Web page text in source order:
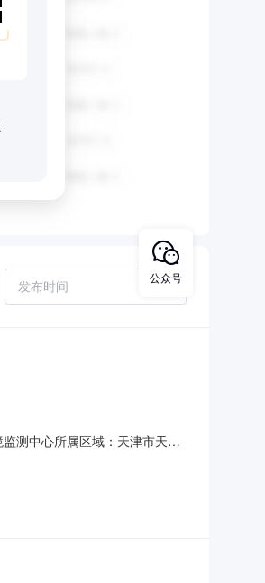
测中心所属区域：天津市天津
应商总报价金额评审结
公众号